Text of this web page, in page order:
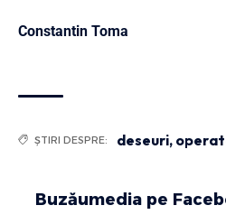
Constantin Toma
ȘTIRI DESPRE: deseuri,
Buzăumedia pe